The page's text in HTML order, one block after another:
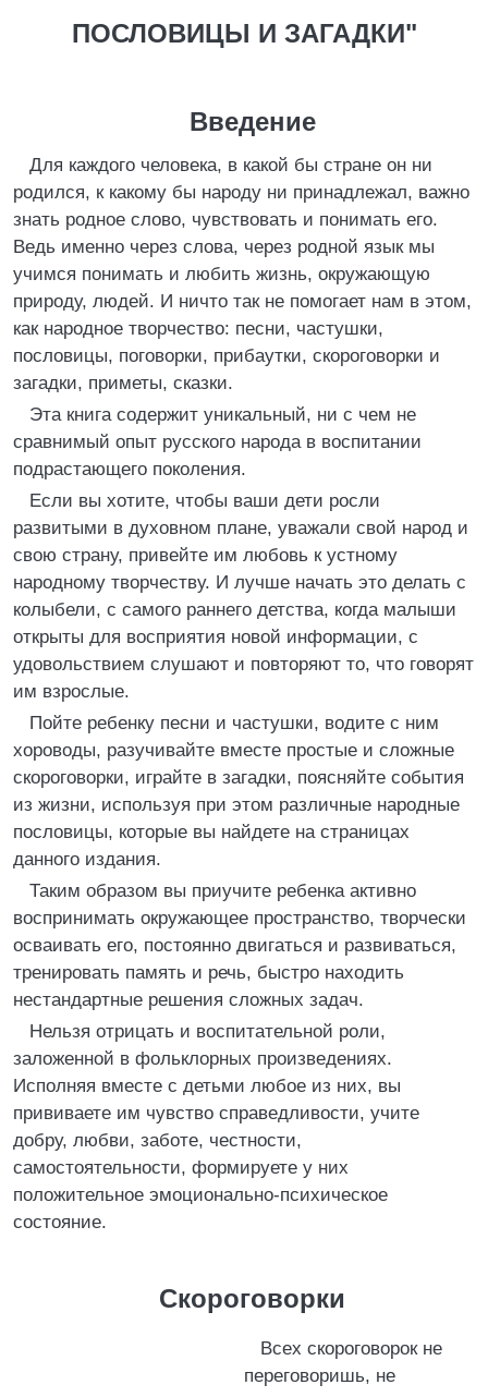
ПОСЛОВИЦЫ И ЗАГАДКИ"
Введение
Для каждого человека, в какой бы стране он ни
родился, к какому бы народу ни принадлежал, важно
знать родное слово, чувствовать и понимать его.
Ведь именно через слова, через родной язык мы
учимся понимать и любить жизнь, окружающую
природу, людей. И ничто так не помогает нам в этом,
как народное творчество: песни, частушки,
пословицы, поговорки, прибаутки, скороговорки и
загадки, приметы, сказки.
Эта книга содержит уникальный, ни с чем не
сравнимый опыт русского народа в воспитании
подрастающего поколения.
Если вы хотите, чтобы ваши дети росли
развитыми в духовном плане, уважали свой народ и
свою страну, привейте им любовь к устному
народному творчеству. И лучше начать это делать с
колыбели, с самого раннего детства, когда малыши
открыты для восприятия новой информации, с
удовольствием слушают и повторяют то, что говорят
им взрослые.
Пойте ребенку песни и частушки, водите с ним
хороводы, разучивайте вместе простые и сложные
скороговорки, играйте в загадки, поясняйте события
из жизни, используя при этом различные народные
пословицы, которые вы найдете на страницах
данного издания.
Таким образом вы приучите ребенка активно
воспринимать окружающее пространство, творчески
осваивать его, постоянно двигаться и развиваться,
тренировать память и речь, быстро находить
нестандартные решения сложных задач.
Нельзя отрицать и воспитательной роли,
заложенной в фольклорных произведениях.
Исполняя вместе с детьми любое из них, вы
прививаете им чувство справедливости, учите
добру, любви, заботе, честности,
самостоятельности, формируете у них
положительное эмоционально-психическое
состояние.
Скороговорки
Всех скороговорок не
переговоришь, не